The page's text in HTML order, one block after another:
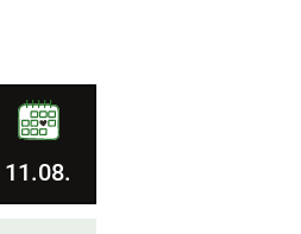
11.08.